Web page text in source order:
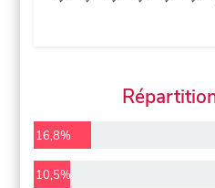
16,8%
10,5%